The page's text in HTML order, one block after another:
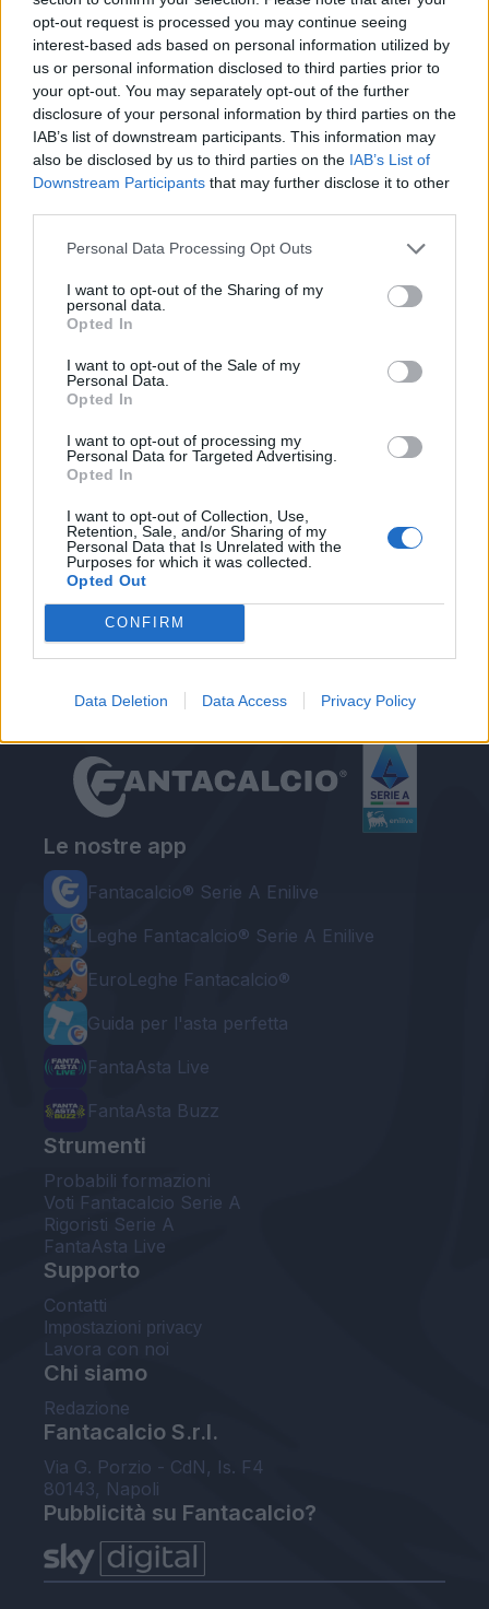
opt-out request is processed you may continue seeing
interest-based ads based on personal information utilized by
us or personal information disclosed to third parties prior to
your opt-out. You may separately opt-out of the further
disclosure of your personal information by third parties on the
IAB’s list of downstream participants. This information may
also be disclosed by us to third parties on the IAB’s List of
Downstream Participants that may further disclose it to other
Personal Data Processing Opt Outs
I want to opt-out of the Sharing of my
personal data.
Opted In
I want to opt-out of the Sale of my
Personal Data.
Opted In
I want to opt-out of processing my
Personal Data for Targeted Advertising.
Opted In
I want to opt-out of Collection, Use,
Retention, Sale, and/or Sharing of my
Personal Data that Is Unrelated with the
Purposes for which it was collected.
Opted Out
CONFIRM
Data Deletion Data Access Privacy Policy
seduta di scarico dopo la partita contro il
Bologna, in cui hanno svolto lavoro differenziato
Immobile, Parolo, Lulic e Hoedt e non hanno
lavorato Kishna, Lukaku e Djordjevic.Domani
previsto riposo. In giornata anche i controlli
medici dei lungodegenti Biglia (lesione al
difensore potrebbe tornare tra la 13a e la 14a, il
capitano non prima di dicembre inoltrato.
Nessun problema per de Vrij, ieri uscito dal
Già in serata è stato sottoposto a controlli, che
non hanno evidenziato alcun problema
Torino, in ogni caso, a sinistra mancherà anche
Radu, squalificato, che ha rimediato peraltro
anche un problema alla caviglia.
Autore
Redazione Fantacalcio.it
Le nostre app
Fantacalcio® Serie A Enilive
Leghe Fantacalcio® Serie A Enilive
EuroLeghe Fantacalcio®
Guida per l'asta perfetta
FantaAsta Live
FantaAsta Buzz
Strumenti
Probabili formazioni
Voti Fantacalcio Serie A
Rigoristi Serie A
FantaAsta Live
Supporto
Contatti
Impostazioni privacy
Lavora con noi
Chi siamo
Redazione
Fantacalcio S.r.l.
Via G. Porzio - CdN, Is. F4
80143, Napoli
Pubblicità su Fantacalcio?